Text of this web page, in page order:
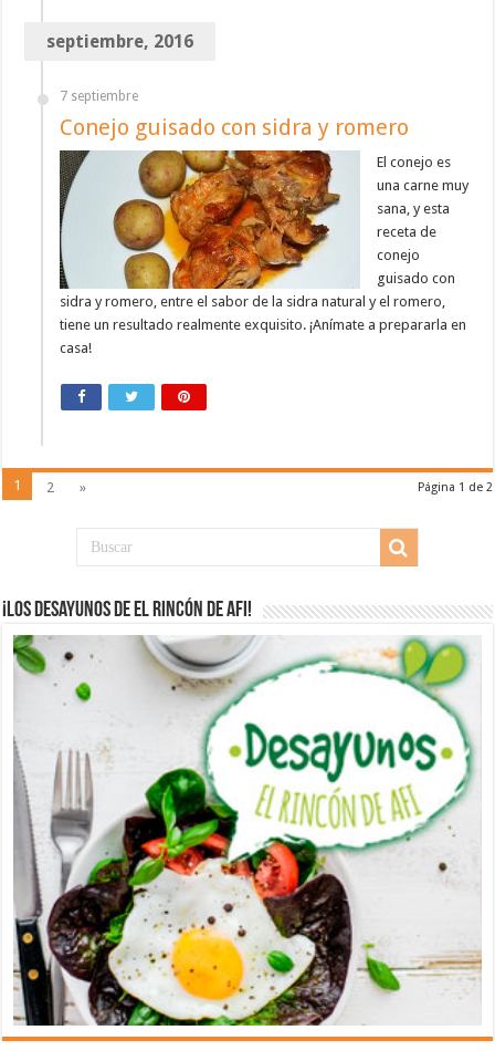
septiembre, 2016
7 septiembre
Conejo guisado con sidra y romero
El conejo es
una carne muy
sana, y esta
receta de
conejo
guisado con
sidra y romero, entre el sabor de la sidra natural y el romero,
tiene un resultado realmente exquisito. ¡Anímate a prepararla en
casa!
Página 1 de 2
1 2 »
¡Los desayunos de El Rincón de Afi!